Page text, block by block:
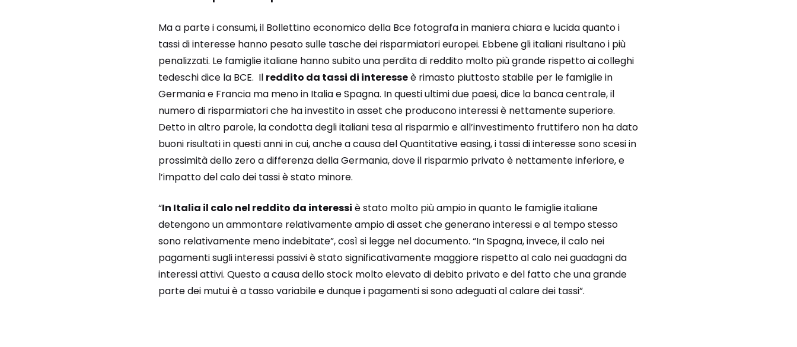
Ma a parte i consumi, il Bollettino economico della Bce fotografa in maniera chiara e lucida quanto i
tassi di interesse hanno pesato sulle tasche dei risparmiatori europei. Ebbene gli italiani risultano i più
penalizzati. Le famiglie italiane hanno subito una perdita di reddito molto più grande rispetto ai colleghi
tedeschi dice la BCE. Il reddito da tassi di interesseè rimasto piuttosto stabile per le famiglie in
Germania e Francia ma meno in Italia e Spagna. In questi ultimi due paesi, dice la banca centrale, il
numero di risparmiatori che ha investito in asset che producono interessi è nettamente superiore.
Detto in altro parole, la condotta degli italiani tesa al risparmio e all’investimento fruttifero non ha dato
buoni risultati in questi anni in cui, anche a causa del Quantitative easing, i tassi di interesse sono scesi in
prossimità dello zero a differenza della Germania, dove il risparmio privato è nettamente inferiore, e
l’impatto del calo dei tassi è stato minore.
“In Italia il calo nel reddito da interessi è stato molto più ampio in quanto le famiglie italiane
detengono un ammontare relativamente ampio di asset che generano interessi e al tempo stesso
sono relativamente meno indebitate”, così si legge nel documento. “In Spagna, invece, il calo nei
pagamenti sugli interessi passivi è stato significativamente maggiore rispetto al calo nei guadagni da
interessi attivi. Questo a causa dello stock molto elevato di debito privato e del fatto che una grande
parte dei mutui è a tasso variabile e dunque i pagamenti si sono adeguati al calare dei tassi”.